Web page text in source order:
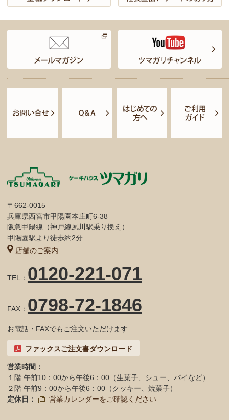
〒662-0015
兵庫県西宮市甲陽園本庄町6-38
阪急甲陽線（神戸線夙川駅乗り換え）
甲陽園駅より徒歩約2分
店舗のご案内
TEL： 0120-221-071
FAX： 0798-72-1846
お電話・FAXでもご注文いただけます
ファックスご注文書ダウンロード
営業時間：
１階 午前10：00から午後6：00（生菓子、シュー、パイなど）
２階 午前9：00から午後6：00（クッキー、焼菓子）
定休日：
営業カレンダーをご確認ください